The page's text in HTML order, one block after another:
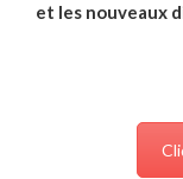
et les nouveaux